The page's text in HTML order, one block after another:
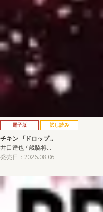
電子版 試し読み
チキン 「ドロップ…
井口達也 / 歳脇将…
発売日：2026.08.06